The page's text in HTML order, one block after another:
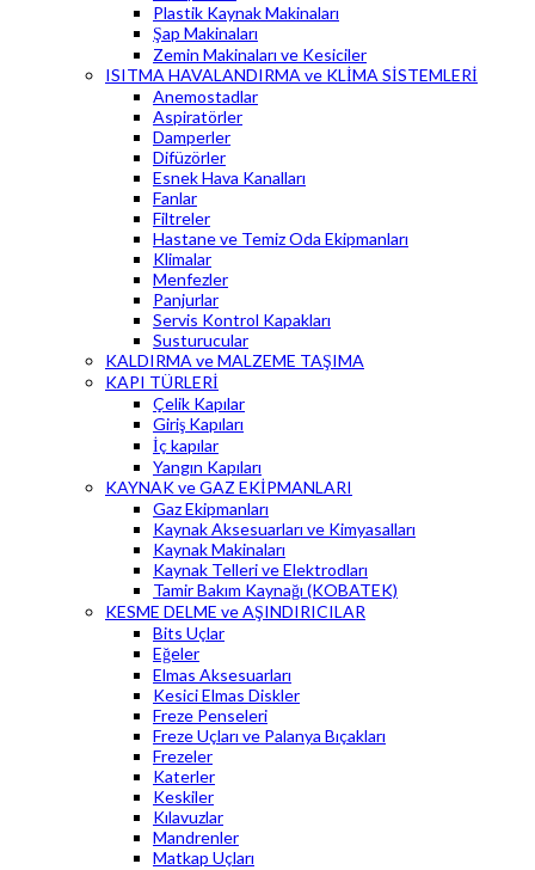
Plastik Kaynak Makinaları
Şap Makinaları
Zemin Makinaları ve Kesiciler
ISITMA HAVALANDIRMA ve KLİMA SİSTEMLERİ
Anemostadlar
Aspiratörler
Damperler
Difüzörler
Esnek Hava Kanalları
Fanlar
Filtreler
Hastane ve Temiz Oda Ekipmanları
Klimalar
Menfezler
Panjurlar
Servis Kontrol Kapakları
Susturucular
KALDIRMA ve MALZEME TAŞIMA
KAPI TÜRLERİ
Çelik Kapılar
Giriş Kapıları
İç kapılar
Yangın Kapıları
KAYNAK ve GAZ EKİPMANLARI
Gaz Ekipmanları
Kaynak Aksesuarları ve Kimyasalları
Kaynak Makinaları
Kaynak Telleri ve Elektrodları
Tamir Bakım Kaynağı (KOBATEK)
KESME DELME ve AŞINDIRICILAR
Bits Uçlar
Eğeler
Elmas Aksesuarları
Kesici Elmas Diskler
Freze Penseleri
Freze Uçları ve Palanya Bıçakları
Frezeler
Katerler
Keskiler
Kılavuzlar
Mandrenler
Matkap Uçları